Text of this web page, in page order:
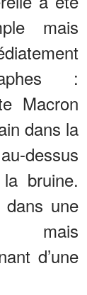
mais
:
Macron
dans la
dessus
bruine.
dans une
mais
d’une